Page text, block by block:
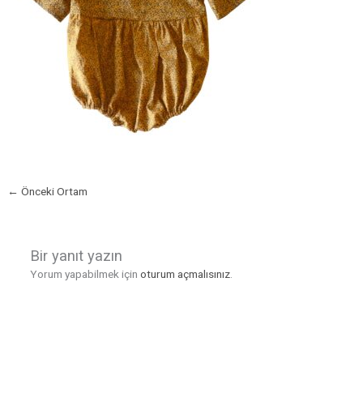
← Önceki Ortam
Bir yanıt yazın
Yorum yapabilmek için oturum açmalısınız.